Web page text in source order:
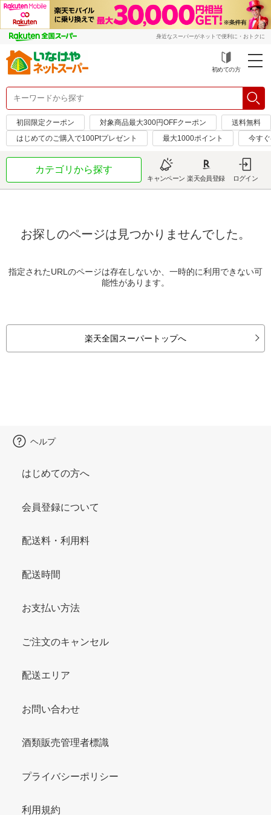
身近なスーパーがネットで便利に・おトクに
初めての方
初回限定クーポン 対象商品最大300円OFFクーポン
送料無料
はじめてのご購入で100Ptプレゼント
最大1000ポイント 今す
カテゴリから探す
キャンペーン 楽天会員登録 ログイン
お探しのページは見つかりませんでした。
指定されたURLのページは存在しないか、一時的に利用できない可
能性があります。
楽天全国スーパートップへ
ヘルプ
はじめての方へ
会員登録について
配送料・利用料
配送時間
お支払い方法
ご注文のキャンセル
配送エリア
お問い合わせ
酒類販売管理者標識
プライバシーポリシー
利用規約